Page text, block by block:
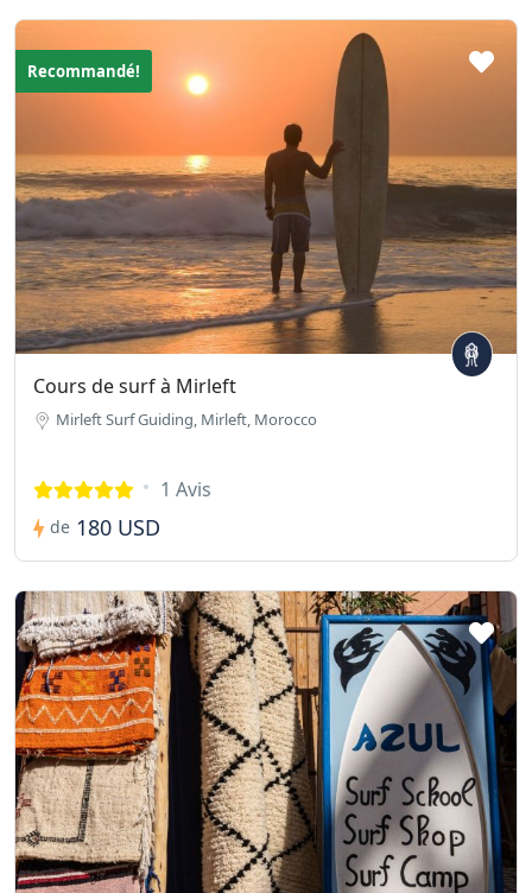
Recommandé!
Cours de surf à Mirleft
Mirleft Surf Guiding, Mirleft, Morocco
1 Avis
de 180 USD